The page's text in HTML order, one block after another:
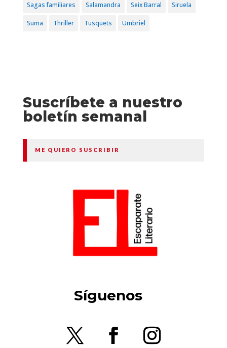
Sagas familiares Salamandra Seix Barral Siruela
Suma Thriller Tusquets Umbriel
Suscríbete a nuestro
boletín semanal
ME QUIERO SUSCRIBIR
Síguenos